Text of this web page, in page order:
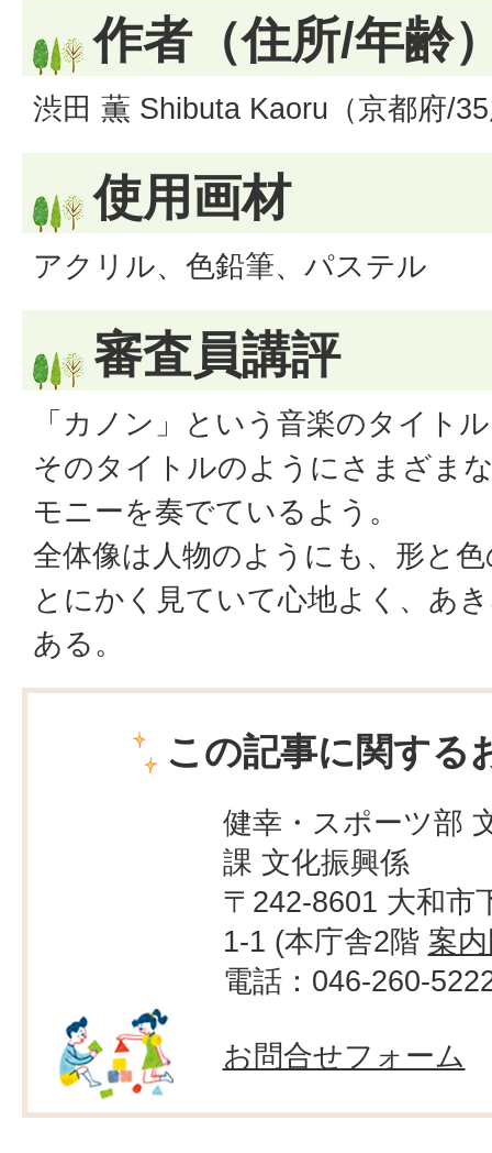
作者（住所/年齢
渋田 薫 Shibuta Kaoru（京都府/
使用画材
アクリル、色鉛筆、パステル
審査員講評
「カノン」という音楽のタイト
そのタイトルのようにさまざま
モニーを奏でているよう。
全体像は人物のようにも、形と
とにかく見ていて心地よく、あ
ある。
この記事に関する
健幸・スポーツ部
課 文化振興係
〒242-8601 大和市
1-1 (本庁舎2階 案
電話：046-260-
お問合せフォーム